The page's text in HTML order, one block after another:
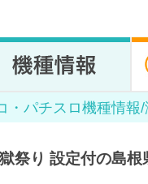
・パチスロ機種情報
祭り 設定付の島